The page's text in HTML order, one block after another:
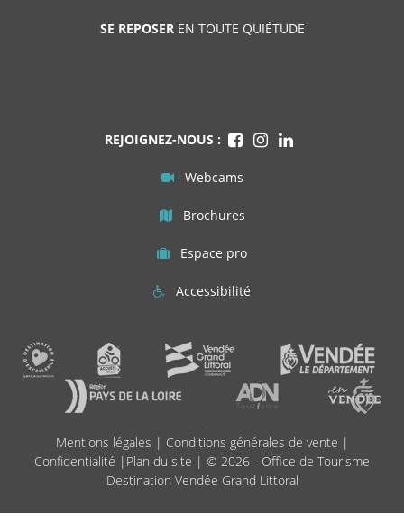
SE REPOSEREN TOUTE QUIÉTUDE
REJOIGNEZ-NOUS :
Webcams
Brochures
Espace pro
Accessibilité
Mentions légales | Conditions générales de vente |
Confidentialité | Plan du site | © 2026 - Office de Tourisme
Destination Vendée Grand Littoral